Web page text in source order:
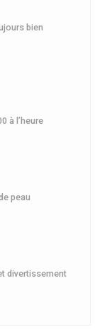
bien
à l’heure
peau
divertissement